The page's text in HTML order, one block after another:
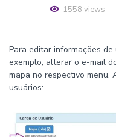
1558 views
Para editar informações
exemplo, alterar o e-mail
mapa no respectivo menu.
usuários: